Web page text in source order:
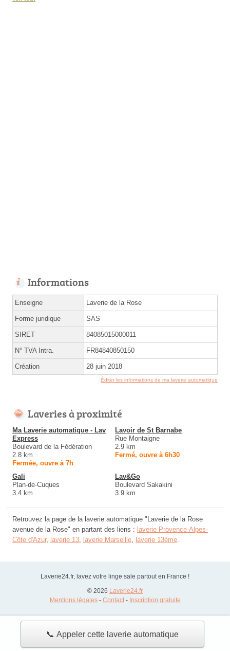
📞 Appeler cette laverie automatique
Informations
Enseigne Laverie de la Rose
Forme juridique SAS
SIRET 84085015000011
N° TVA Intra. FR84840850150
Création 28 juin 2018
Éditer les informations de ma laverie automatique
Laveries à proximité
Ma Laverie automatique - Lav
Express
Boulevard de la Fédération
2.8 km
Fermée, ouvre à 7h
Lavoir de St Barnabe
Rue Montaigne
2.9 km
Fermé, ouvre à 6h30
Gali
Plan-de-Cuques
3.4 km
Lav&Go
Boulevard Sakakini
3.9 km
Retrouvez la page de la laverie automatique "Laverie de la Rose
avenue de la Rose" en partant des liens : laverie Provence-Alpes-
Côte d'Azur, laverie 13 laverie Marseille laverie 13ème
Laverie24.fr, lavez votre linge sale partout en France !
© 2026 Laverie24.fr
Mentions légales- Contact- Inscription gratuite